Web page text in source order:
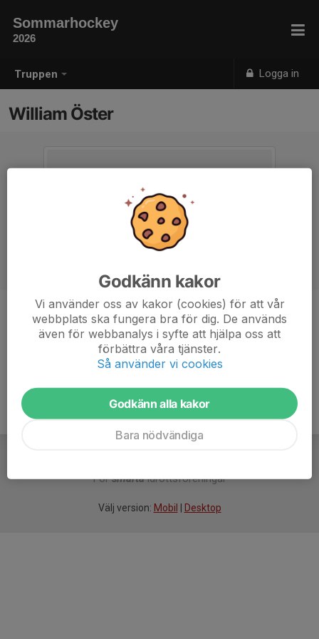
Truppen Logga in
Sommarhockey
2026
William Öster
Position
-
25 år
Försmartaidrottsföreningar
Välj version: Mobil Desktop
Godkänn kakor
Vi använder oss av kakor (cookies) för att vår
webbplats ska fungera bra för dig. De används
även för webbanalys i syfte att hjälpa oss att
förbättra våra tjänster.
Så använder vi cookies
Godkänn alla kakor
Bara nödvändiga